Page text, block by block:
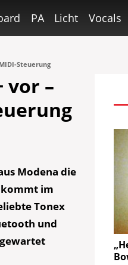
PA Licht Vocals
Steuerung
vor –
Modena die
kommt im
Tonex
und